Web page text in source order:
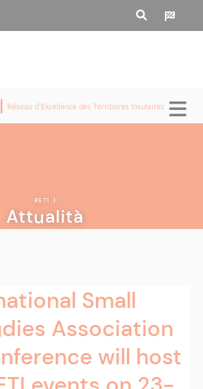
Réseau d'Excellence des Territoires Insulaires
RETI |
Attualità
Small
Association
will host